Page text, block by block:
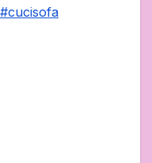
#cucisofa